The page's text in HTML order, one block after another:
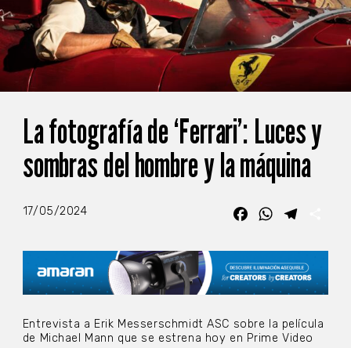
La fotografía de ‘Ferrari’: Luces y
sombras del hombre y la máquina
17/05/2024 FacebookWhatsApp
Entrevista a Erik Messerschmidt ASC sobre la película
de Michael Mann que se estrena hoy en Prime Video